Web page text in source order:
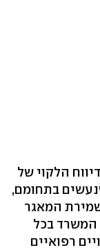
הלקוי של
בתחומם,
המאגר
המשרד בכל
רפואיים